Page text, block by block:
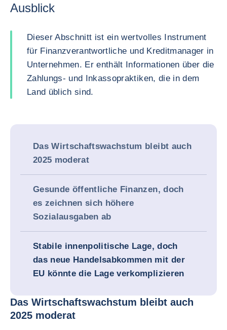
Ausblick
Dieser Abschnitt ist ein wertvolles Instrument
für Finanzverantwortliche und Kreditmanager in
Unternehmen. Er enthält Informationen über die
Zahlungs- und Inkassopraktiken, die in dem
Land üblich sind.
Das Wirtschaftswachstum bleibt auch
2025 moderat
Gesunde öffentliche Finanzen, doch
es zeichnen sich höhere
Sozialausgaben ab
Stabile innenpolitische Lage, doch
das neue Handelsabkommen mit der
EU könnte die Lage verkomplizieren
Das Wirtschaftswachstum bleibt auch
2025 moderat